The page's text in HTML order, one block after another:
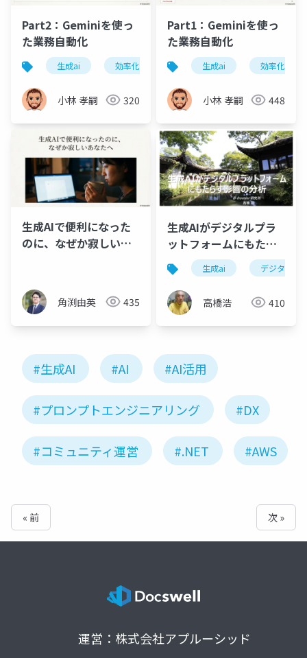
Part2：Geminiを使っ
た業務自動化
生成ai 効率化 ai ビジネス
小林 孝嗣 320
Part1：Geminiを使っ
た業務自動化
生成ai 効率化
小林 孝嗣 448
生成AIで便利になった
のに、なぜか寂しいあ
角渕由英 435
生成AIがデジタルプラ
ットフォームにもたら
す影響の分析
生成ai デジタルプ
高橋浩 410
#生成AI #AI #AI活用
#プロンプトエンジニアリング #DX
#コミュニティ運営 #.NET #AWS
« 前 次 »
運営：株式会社アプルーシッド